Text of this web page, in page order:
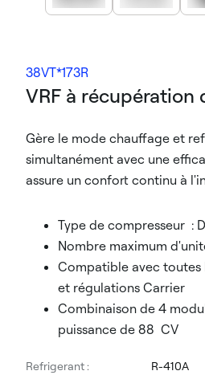
38VT*173R
VRF à récupération
Gère le mode chauffage et
simultanément avec une
assure un confort continu à
Type de compresseur :
Nombre maximum
Compatible avec toutes
et régulations Carrier
Combinaison de 4
puissance de 88 CV
Refrigerant :
R-410A